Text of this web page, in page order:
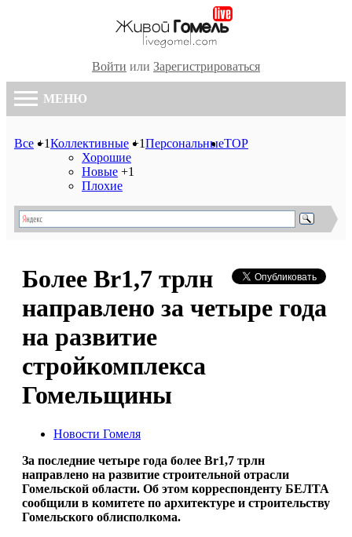
Войти или Зарегистрироваться
МЕНЮ
Все +1Коллективные +1
Хорошие
Новые +1
Плохие
ПерсональныеTOP
Более Br1,7 трлн
направлено за четыре года
на развитие
стройкомплекса
Гомельщины
Новости Гомеля
За последние четыре года более Br1,7 трлн
направлено на развитие строительной отрасли
Гомельской области. Об этом корреспонденту БЕЛТА
сообщили в комитете по архитектуре и строительству
Гомельского облисполкома.